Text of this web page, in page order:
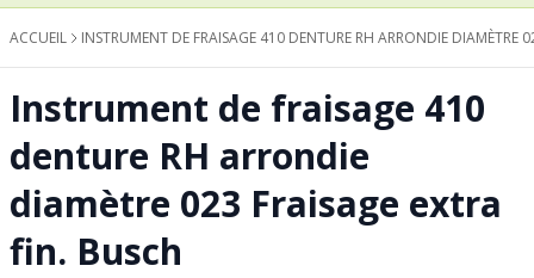
ACCUEIL INSTRUMENT DE FRAISAGE 410 DENTURE RH ARRONDIE DIAMÈTRE
Instrument de fraisage 410
denture RH arrondie
diamètre 023 Fraisage extra
fin. Busch